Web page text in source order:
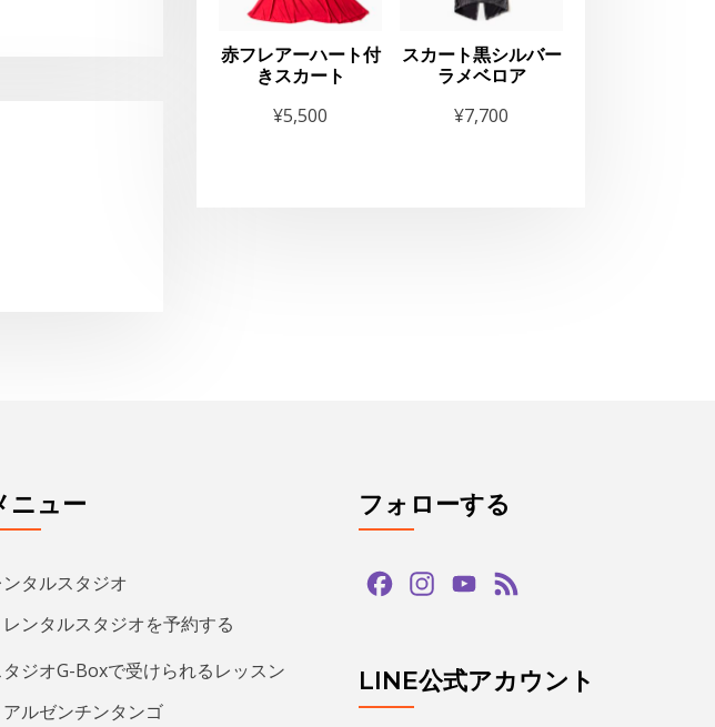
赤フレアーハート付
きスカート
¥5,500
スカート黒シルバー
ラメベロア
¥7,700
ンタルスタジオ
タジオG-Boxで受けられるレッスン
アルゼンチンタンゴ
アダジオ（リフト）
FacebookInstagramYouTube
LINE公式アカウント